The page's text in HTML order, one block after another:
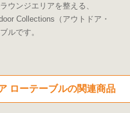
ウンジエリアを整える、
Collections（アウトドア・
ルです。
ーテーブルの関連商品